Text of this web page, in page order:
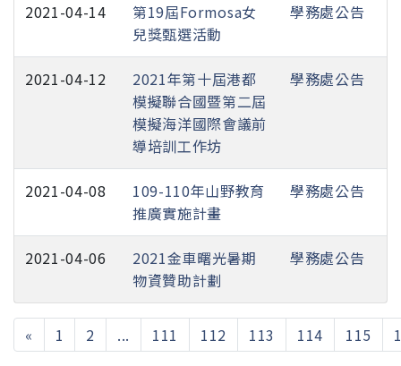
2021-04-14
第19屆Formosa女
兒獎甄選活動
學務處公告
2021-04-12
2021年第十屆港都
模擬聯合國暨第二屆
模擬海洋國際會議前
導培訓工作坊
學務處公告
2021-04-08
109-110年山野教育
推廣實施計畫
學務處公告
2021-04-06
2021金車曙光暑期
物資贊助計劃
學務處公告
« 1 2 ... 111 112 113 114 115